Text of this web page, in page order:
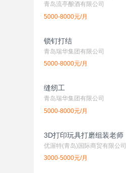
青岛流亭酿酒有限公司
5000-8000元/月
锁钉打结
青岛瑞华集团有限公司
5000-8000元/月
缝纫工
青岛瑞华集团有限公司
5000-8000元/月
3D打印玩具打磨组装老师
优渥特(青岛)国际商贸有限公司
3000-5000元/月